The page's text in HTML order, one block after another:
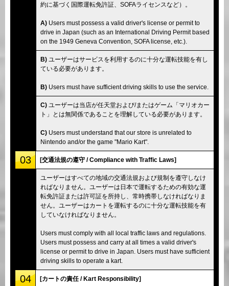
約に基づく国際運転免許証、SOFAライセンスなど）。
A) Users must possess a valid driver's license or permit to
drive in Japan (such as an International Driving Permit based
on the 1949 Geneva Convention, SOFA license, etc.).
B) ユーザーはサービスを利用するのに十分な運転技能を有し
ている必要があります。
B) Users must have sufficient driving skills to use the service.
C) ユーザーは当店が任天堂および/またはゲーム「マリオカー
ト」とは無関係であることを理解している必要があります。
C) Users must understand that our store is unrelated to
Nintendo and/or the game "Mario Kart".
03 [交通法規の遵守 / Compliance with Traffic Laws]
ユーザーはすべての地域の交通法規および規制を遵守しなけ
ればなりません。ユーザーは日本で運転するための有効な運
転免許証または許可証を所持し、常時携帯しなければなりま
せん。ユーザーはカートを運転するのに十分な運転技能を有
していなければなりません。
Users must comply with all local traffic laws and regulations.
Users must possess and carry at all times a valid driver's
license or permit to drive in Japan. Users must have sufficient
driving skills to operate a kart.
04 [カートの責任 / Kart Responsibility]